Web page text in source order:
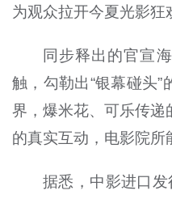
为观众拉开今夏光影狂
同步释出的官宣
触，勾勒出“银幕碰头
界，爆米花、可乐传递
的真实互动，电影院所
据悉，中影进口发